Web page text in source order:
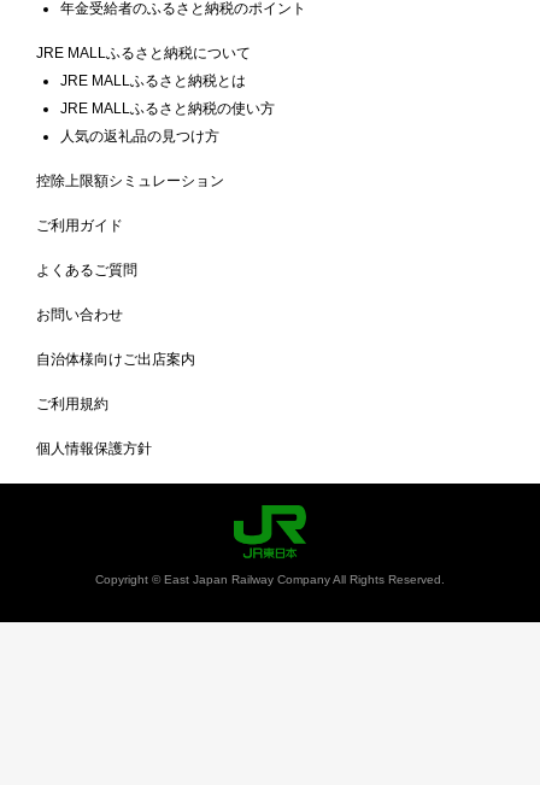
年金受給者のふるさと納税のポイント
JRE MALLふるさと納税について
JRE MALLふるさと納税とは
JRE MALLふるさと納税の使い方
人気の返礼品の見つけ方
控除上限額シミュレーション
ご利用ガイド
よくあるご質問
お問い合わせ
自治体様向けご出店案内
ご利用規約
個人情報保護方針
Copyright © East Japan Railway Company All Rights Reserved.